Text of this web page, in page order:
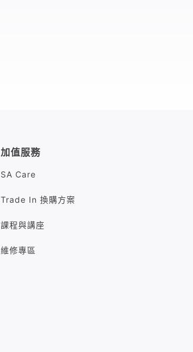
加值服務
SA Care
Trade In 換購方案
課程與講座
維修專區